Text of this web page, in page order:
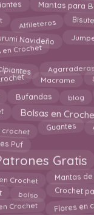
Mantas para
Alfileteros
Navideño
Crochet
Macrame
Bufandas blog
Bolsas en
Guantes
Puf
Gratis
Crochet Mantas
bolso Crochet
Crochet Flores en